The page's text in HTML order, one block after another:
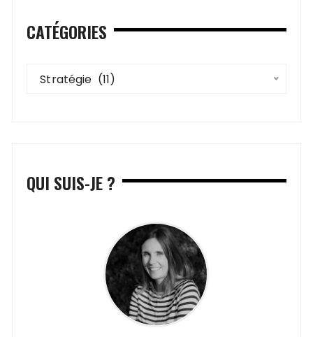
CATÉGORIES
Catégories
Stratégie  (11)
QUI SUIS-JE ?